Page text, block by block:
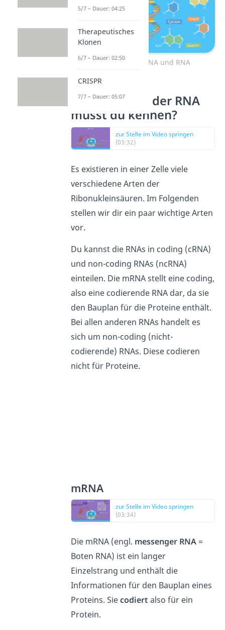
Vergleich der DNA und RNA
Welche Arten der RNA
musst du kennen?
zur Stelle im Video springen
(03:32)
Es existieren in einer Zelle viele
verschiedene Arten der
Ribonukleinsäuren. Im Folgenden
stellen wir dir ein paar wichtige Arten
vor.
Du kannst die RNAs in coding (cRNA)
und non-coding RNAs (ncRNA)
einteilen. Die mRNA stellt eine coding,
also eine codierende RNA dar, da sie
den Bauplan für die Proteine enthält.
Bei allen anderen RNAs handelt es
sich um non-coding (nicht-
codierende) RNAs. Diese codieren
nicht für Proteine.
mRNA
zur Stelle im Video springen
(03:34)
Die mRNA (engl. messenger RNA=
Boten RNA) ist ein langer
Einzelstrang und enthält die
Informationen für den Bauplan eines
Proteins. Siecodiert also für ein
Protein.
5/7 – Dauer: 04:25
Therapeutisches
Klonen
6/7 – Dauer: 02:50
CRISPR
7/7 – Dauer: 05:07